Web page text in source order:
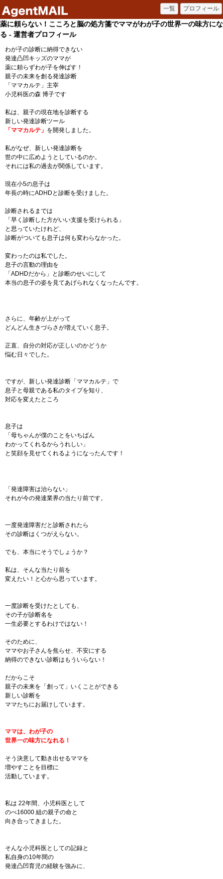
薬に頼らない！こころと脳の処方箋でママがわが子の世界一の味方にな
る - 運営者プロフィール
わが子の診断に納得できない
発達凸凹キッズのママが
薬に頼らずわが子を伸ばす！
親子の未来を創る発達診断
「ママカルテ」主宰
小児科医の森 博子です
私は、親子の現在地を診断する
新しい発達診断ツール
「ママカルテ」 を開発しました。
私がなぜ、新しい発達診断を
世の中に広めようとしているのか。
それには私の過去が関係しています。
現在小5の息子は
年長の時にADHDと診断を受けました。
診断されるまでは
「早く診断した方がいい支援を受けられる」
と思っていたけれど、
診断がついても息子は何も変わらなかった。
変わったのは私でした。
息子の言動の理由を
「ADHDだから」と診断のせいにして
本当の息子の姿を見てあげられなくなったんです。
さらに、年齢が上がって
どんどん生きづらさが増えていく息子。
正直、自分の対応が正しいのかどうか
悩む日々でした。
ですが、新しい発達診断「ママカルテ」で
息子と母親である私のタイプを知り、
対応を変えたところ
息子は
「母ちゃんが僕のことをいちばん
わかってくれるからうれしい」
と笑顔を見せてくれるようになったんです！
「発達障害は治らない」
それが今の発達業界の当たり前です。
一度発達障害だと診断されたら
その診断はくつがえらない。
でも、本当にそうでしょうか？
私は、そんな当たり前を
変えたい！と心から思っています。
一度診断を受けたとしても、
その子が診断名を
一生必要とするわけではない！
そのために、
ママやお子さんを焦らせ、不安にする
納得のできない診断はもういらない！
だからこそ
親子の未来を「創って」いくことができる
新しい診断を
ママたちにお届けしています。
ママは、わが子の
世界一の味方になれる！
そう決意して動き出せるママを
増やすことを目標に
活動しています。
私は 22年間、小児科医として
のべ16000 組の親子の命と
向き合ってきました。
そんな小児科医としての記録と
私自身の10年間の
発達凸凹育児の経験を強みに、